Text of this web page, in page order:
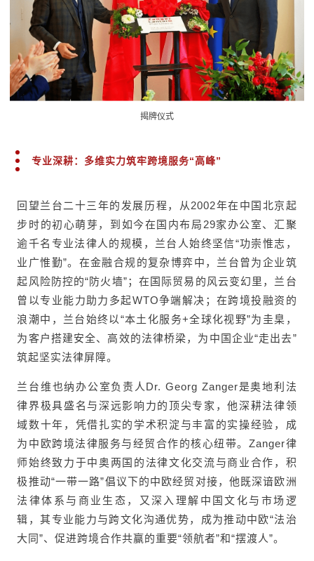
揭牌仪式
专业深耕：多维实力筑牢跨境服务“高峰”
回望兰台二十三年的发展历程，从2002年在中国北京起
步时的初心萌芽，到如今在国内布局29家办公室、汇聚
逾千名专业法律人的规模，兰台人始终坚信“功崇惟志，
业广惟勤”。在金融合规的复杂博弈中，兰台曾为企业筑
起风险防控的“防火墙”；在国际贸易的风云变幻里，兰台
曾以专业能力助力多起WTO争端解决；在跨境投融资的
浪潮中，兰台始终以“本土化服务+全球化视野”为圭臬，
为客户搭建安全、高效的法律桥梁，为中国企业“走出去”
筑起坚实法律屏障。
兰台维也纳办公室负责人Dr. Georg Zanger是奥地利法
律界极具盛名与深远影响力的顶尖专家，他深耕法律领
域数十年，凭借扎实的学术积淀与丰富的实操经验，成
为中欧跨境法律服务与经贸合作的核心纽带。Zanger律
师始终致力于中奥两国的法律文化交流与商业合作，积
极推动“一带一路”倡议下的中欧经贸对接，他既深谙欧洲
法律体系与商业生态，又深入理解中国文化与市场逻
辑，其专业能力与跨文化沟通优势，成为推动中欧“法治
大同”、促进跨境合作共赢的重要“领航者”和“摆渡人”。